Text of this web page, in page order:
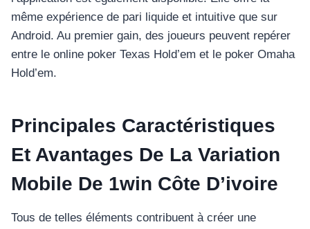
อุปกรณ์เครื่องใช้ภายในครัว
เตาอบไฟฟ้า
หม้อทอดไร้น้ำมัน
กาน้ำร้อน
même expérience de pari liquide et intuitive que sur
Android. Au premier gain, des joueurs peuvent repérer
entre le online poker Texas Hold’em et le poker Omaha
Hold’em.
Principales Caractéristiques
Et Avantages De La Variation
Mobile De 1win Côte D’ivoire
Tous de telles éléments contribuent à créer une